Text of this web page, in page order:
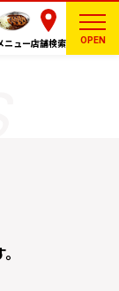
ニュー店舗検索 OPEN